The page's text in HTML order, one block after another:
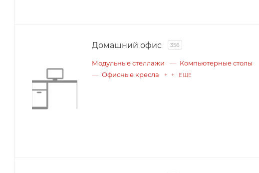
Домашний офис 356
Модульные стеллажи
Компьютерные столы
Офисные кресла
+ + ЕЩЕ